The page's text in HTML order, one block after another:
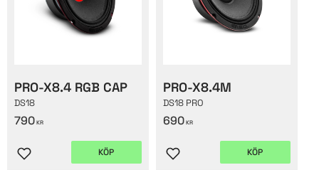
PRO-X8.4 RGB CAP
DS18
790 KR
Lägg till i favoriter
KÖP
PRO-X8.4M
DS18 PRO
690 KR
Lägg till i favoriter
KÖP